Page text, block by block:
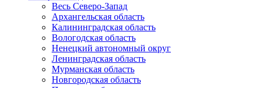
Весь Северо-Запад
Архангельская область
Калининградская область
Вологодская область
Ненецкий автономный округ
Ленинградская область
Мурманская область
Новгородская область